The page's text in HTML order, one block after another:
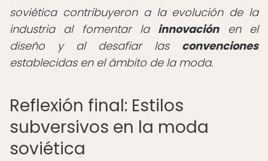
soviética contribuyeron a la evolución de la
industria al fomentar la innovaciónen el
diseño y al desafiar las convenciones
establecidas en el ámbito de la moda.
Reflexión final: Estilos
subversivos en la moda
soviética